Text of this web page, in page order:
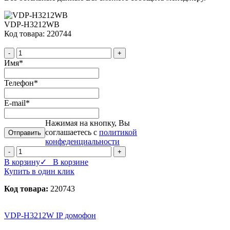
VDP-H3212WB
Код товара: 220744
- +
Имя*
Телефон*
E-mail*
Нажимая на кнопку, Вы
соглашаетесь с политикой
конфеденциальности
- +
В корзину✓ В корзине
Купить в один клик
Код товара: 220743
VDP-H3212W IP домофон